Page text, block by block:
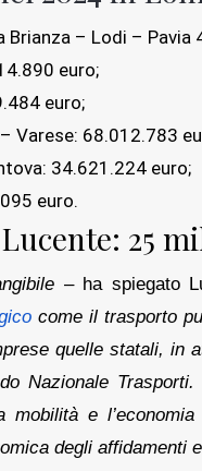
Brianza – Lodi – Pavia
euro;
euro;
Varese: 68.012.783
34.621.224 euro;
euro.
Lucente: 25
– ha spiegato
come il trasporto
quelle statali, in
Nazionale
mobilità e
degli affidamenti